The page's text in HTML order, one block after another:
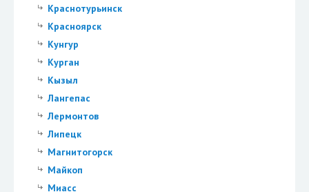
Краснотурьинск
Красноярск
Кунгур
Курган
Кызыл
Лангепас
Лермонтов
Липецк
Магнитогорск
Майкоп
Миасс